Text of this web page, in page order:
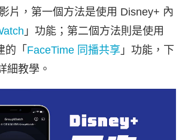
片，第一個方法是使用 Disney+ 內
」功能；第二個方法則是使用
的「 FaceTime 同播共享 」功能，下
細教學。